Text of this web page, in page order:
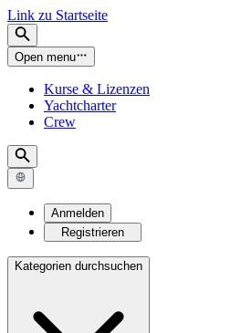
Link zu Startseite
Open menu
Kurse & Lizenzen
Yachtcharter
Crew
Anmelden
Registrieren
Kategorien durchsuchen